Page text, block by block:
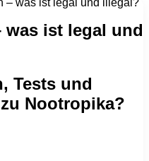
– was ist legal und illegal?
was ist legal und
Tests und
Nootropika?